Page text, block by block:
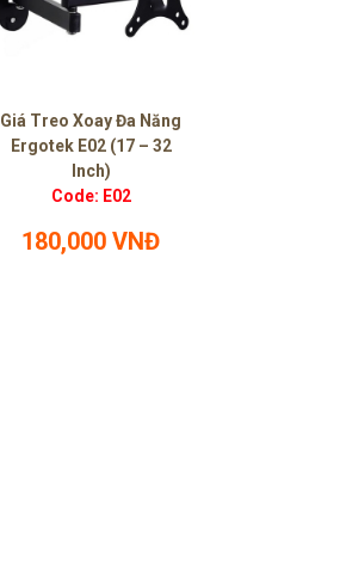
Giá Treo Xoay Đa Năng
Ergotek E02 (17 – 32
Inch)
Code: E02
180,000 VNĐ